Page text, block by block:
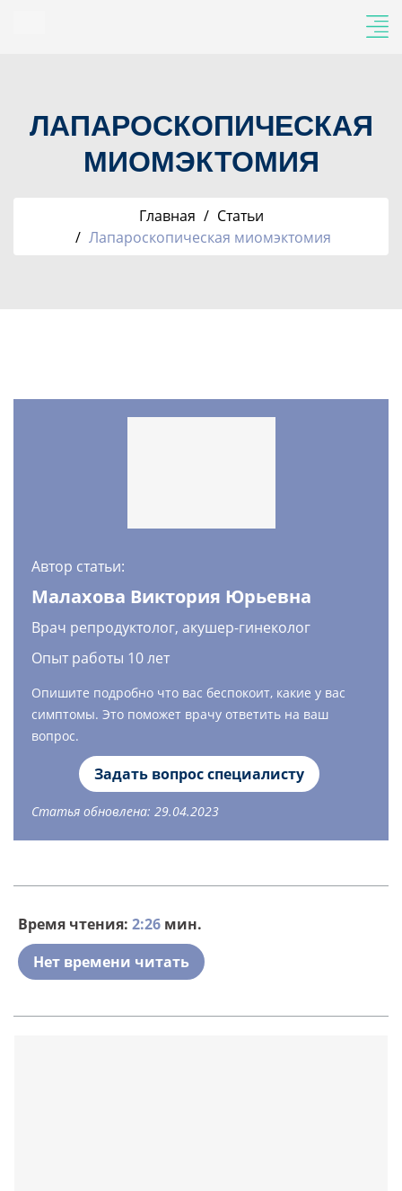
ЛАПАРОСКОПИЧЕСКАЯ
МИОМЭКТОМИЯ
Главная
Статьи
Лапароскопическая миомэктомия
Автор статьи:
Малахова Виктория Юрьевна
Врач репродуктолог, акушер-гинеколог
Опыт работы 10 лет
Опишите подробно что вас беспокоит, какие у вас
симптомы. Это поможет врачу ответить на ваш
вопрос.
Задать вопрос специалисту
Статья обновлена: 29.04.2023
Время чтения: 2:26 мин.
Нет времени читать